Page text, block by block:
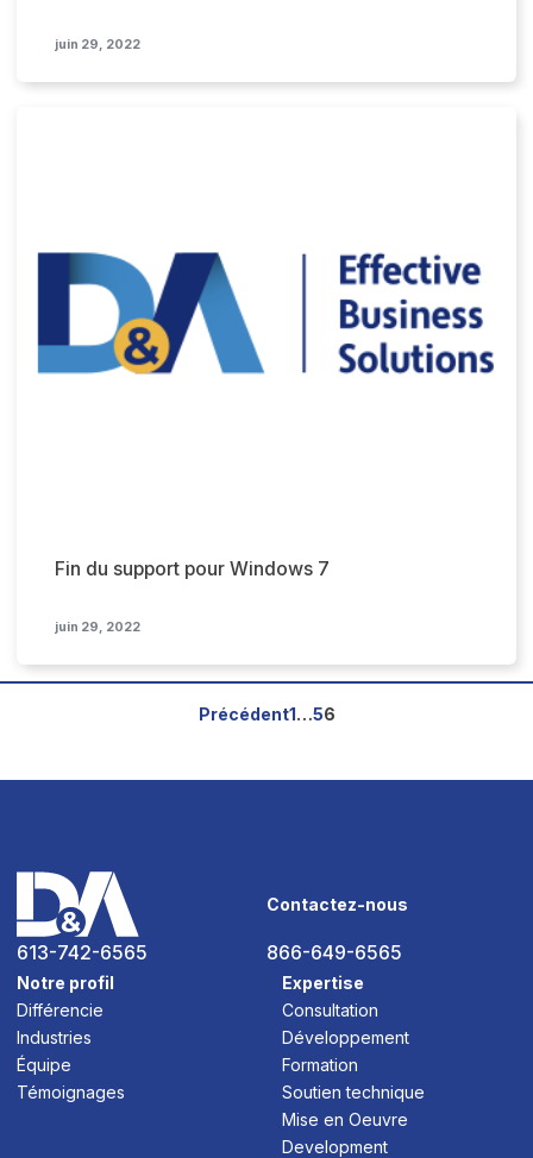
juin 29, 2022
Fin du support pour Windows 7
juin 29, 2022
i
o
n
d
e
s
p
Précédent1…56
Notre profil
Différencie
Industries
Équipe
Témoignages
Expertise
Consultation
Développement
Formation
Soutien technique
Mise en Oeuvre
Development
Contactez-nous
613-742-6565 866-649-6565